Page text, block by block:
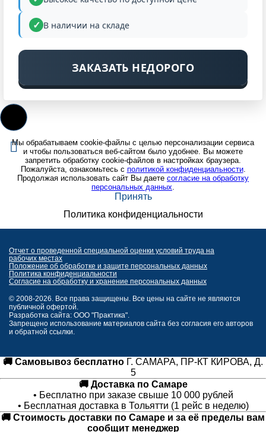
В наличии на складе
ЗАКАЗАТЬ НЕДОРОГО
Мы обрабатываем cookie-файлы с целью персонализации сервиса
и чтобы пользоваться веб-сайтом было удобнее. Вы можете
запретить обработку cookie-файлов в настройках браузера.
Пожалуйста, ознакомьтесь с политикой конфиденциальности.
Продолжая использовать сайт Вы даете согласие на обработку
персональных данных.
Принять
Политика конфиденциальности
Отчет о проведенной специальной оценки условий труда на
рабочих местах
Положение об обработке и защите персональных данных
Политика конфиденциальности
Согласие на обработку и хранение персональных данных
© 2008-2026. Все права защищены. Все цены на сайте не являются
публичной офертой.
Разработка сайта: ООО "Практика".
Запрещено использование материалов сайта без согласия его авторов
и обратной ссылки.
🚚 Самовывоз бесплатно Г. САМАРА, ПР-КТ КИРОВА, Д.
5
🚚 Доставка по Самаре
• Бесплатно при заказе свыше 10 000 рублей
• Бесплатная доставка в Тольятти (1 рейс в неделю)
🚚 Стоимость доставки по Самаре и за её пределы вам
сообщит менеджер